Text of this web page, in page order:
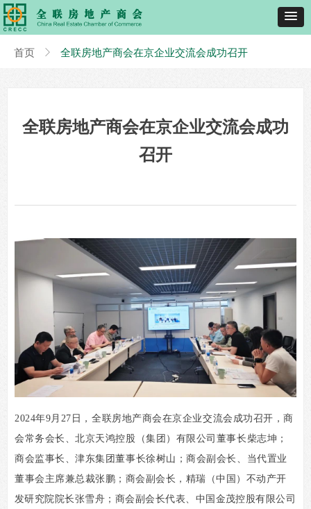
全联房地产商会在京企业交流会成功
召开
2024年9月27日，全联房地产商会在京企业交流会成功召开，商
会常务会长、北京天鸿控股（集团）有限公司董事长柴志坤；
商会监事长、津东集团董事长徐树山；商会副会长、当代置业
董事会主席兼总裁张鹏； 商会副会长，精瑞（中国）不动产开
发研究院院长张雪舟；商会副会长代表、中国金茂控股有限公司
首页 ꁕ 全联房地产商会在京企业交流会成功召开